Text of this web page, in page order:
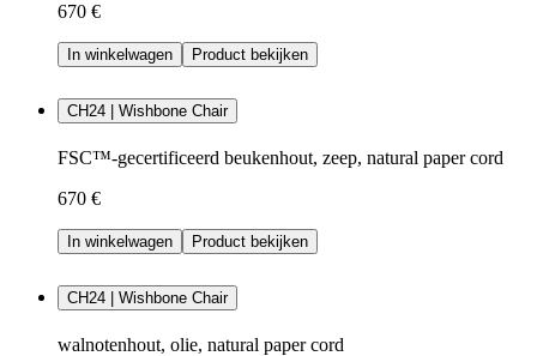
670 €
In winkelwagen Product bekijken
CH24 | Wishbone Chair
FSC™-gecertificeerd beukenhout, zeep, natural paper cord
670 €
In winkelwagen Product bekijken
CH24 | Wishbone Chair
walnotenhout, olie, natural paper cord